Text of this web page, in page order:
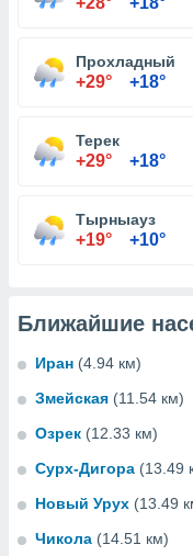
Прохладный
+29° +18°
Терек
+29° +18°
Тырныауз
+19° +10°
Ближайшие
Иран (4.94 км)
Змейская (11.54 км)
Озрек (12.33 км)
Сурх-Дигора (13.49
Новый Урух (13.49
Чикола (14.51 км)